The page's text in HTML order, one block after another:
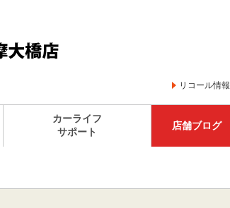
リコール情報
カーライフ
サポート
店舗ブログ